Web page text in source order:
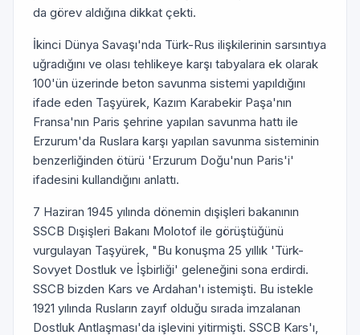
da görev aldığına dikkat çekti.
İkinci Dünya Savaşı'nda Türk-Rus ilişkilerinin sarsıntıya
uğradığını ve olası tehlikeye karşı tabyalara ek olarak
100'ün üzerinde beton savunma sistemi yapıldığını
ifade eden Taşyürek, Kazım Karabekir Paşa'nın
Fransa'nın Paris şehrine yapılan savunma hattı ile
Erzurum'da Ruslara karşı yapılan savunma sisteminin
benzerliğinden ötürü 'Erzurum Doğu'nun Paris'i'
ifadesini kullandığını anlattı.
7 Haziran 1945 yılında dönemin dışişleri bakanının
SSCB Dışişleri Bakanı Molotof ile görüştüğünü
vurgulayan Taşyürek, "Bu konuşma 25 yıllık 'Türk-
Sovyet Dostluk ve İşbirliği' geleneğini sona erdirdi.
SSCB bizden Kars ve Ardahan'ı istemişti. Bu istekle
1921 yılında Rusların zayıf olduğu sırada imzalanan
Dostluk Antlaşması'da işlevini yitirmişti. SSCB Kars'ı,